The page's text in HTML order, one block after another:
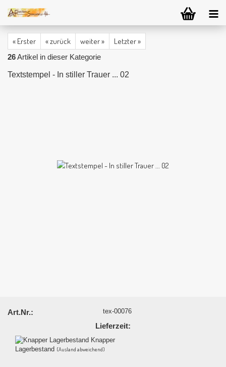
« Erster « zurück weiter » Letzter »
26Artikel in dieser Kategorie
Textstempel - In stiller Trauer ... 02
Art.Nr.: tex-00076
Lieferzeit:
Knapper
Lagerbestand (Ausland abweichend)